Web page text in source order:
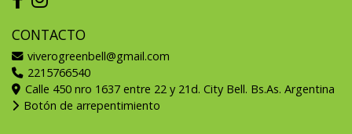
CONTACTO
viverogreenbell@gmail.com
2215766540
Calle 450 nro 1637 entre 22 y 21d. City Bell. Bs.As. Argentina
Botón de arrepentimiento